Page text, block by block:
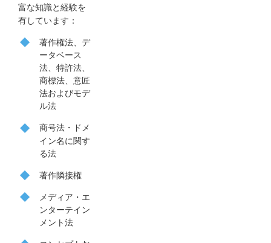
富な知識と経験を
有しています：
著作権法、デ
ータベース
法、特許法、
商標法、意匠
法およびモデ
ル法
商号法 ・ドメ
イン名に関す
る法
著作隣接権
メディア ・エ
ンターテイン
メント法